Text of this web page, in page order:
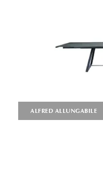
ALFRED ALLUNGABILE